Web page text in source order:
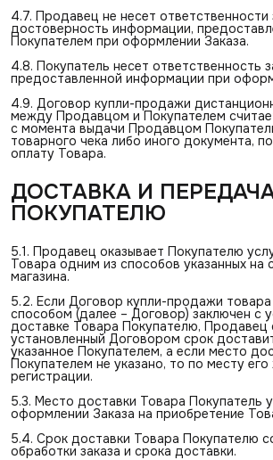
4.7. Продавец не несет
достоверность информации,
Покупателем при оформлении Заказа.
4.8. Покупатель несет ответственность
предоставленной информации при
4.9. Договор купли-продажи
между Продавцом и Покупателем
с момента выдачи Продавцом
товарного чека либо иного документа,
оплату Товара.
ДОСТАВКА И
ПОКУПАТЕЛЮ
5.1. Продавец оказывает Покупателю
Товара одним из способов указанных на
магазина.
5.2. Если Договор купли-продажи
способом (далее – Договор) заключен с
доставке Товара Покупателю, Продавец
установленный Договором срок
указанное Покупателем, а если место
Покупателем не указано, то по месту
регистрации.
5.3. Место доставки Товара Покупатель
оформлении Заказа на приобретение
5.4. Срок доставки Товара Покупателю
обработки заказа и срока доставки.